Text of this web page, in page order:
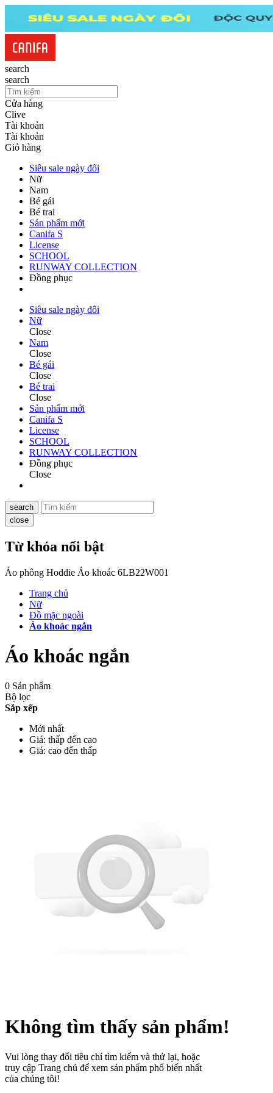
search
search
Cửa hàng
Clive
Tài khoản
Tài khoản
Giỏ hàng
Siêu sale ngày đôi
Nữ
Nam
Bé gái
Bé trai
Sản phẩm mới
Canifa S
License
SCHOOL
RUNWAY COLLECTION
Đồng phục
Siêu sale ngày đôi
Nữ
Close
Nam
Close
Bé gái
Close
Bé trai
Close
Sản phẩm mới
Canifa S
License
SCHOOL
RUNWAY COLLECTION
Đồng phục
Close
search
close
Từ khóa nổi bật
Áo phông Hoddie Áo khoác 6LB22W001
Trang chủ
Nữ
Đồ mặc ngoài
Áo khoác ngắn
Áo khoác ngắn
0 Sản phẩm
Bộ lọc
Sắp xếp
Mới nhất
Giá: thấp đến cao
Giá: cao đến thấp
Không tìm thấy sản phẩm!
Vui lòng thay đổi tiêu chí tìm kiếm và thử lại, hoặc
truy cập Trang chủ để xem sản phẩm phổ biến nhất
của chúng tôi!